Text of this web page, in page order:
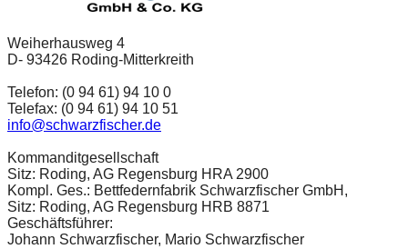
Weiherhausweg 4
D- 93426 Roding-Mitterkreith
Telefon: (0 94 61) 94 10 0
Telefax: (0 94 61) 94 10 51
info@schwarzfischer.de
Kommanditgesellschaft
Sitz: Roding, AG Regensburg HRA 2900
Kompl. Ges.: Bettfedernfabrik Schwarzfischer GmbH,
Sitz: Roding, AG Regensburg HRB 8871
Geschäftsführer:
Johann Schwarzfischer, Mario Schwarzfischer